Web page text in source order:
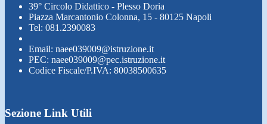
39° Circolo Didattico - Plesso Doria
Piazza Marcantonio Colonna, 15 - 80125 Napoli
Tel: 081.2390083
Email: naee039009@istruzione.it
PEC: naee039009@pec.istruzione.it
Codice Fiscale/P.IVA: 80038500635
Sezione Link Utili